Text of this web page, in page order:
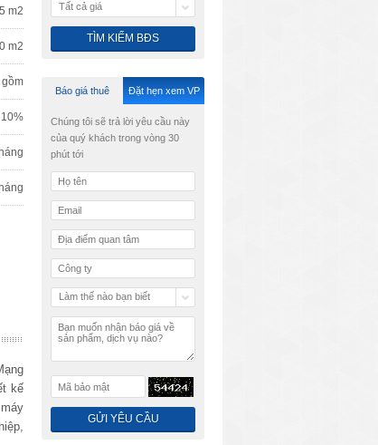
m2
m2
kế
Tất cả giá
Báo giá thuê Đặt hẹn xem VP
Chúng tôi sẽ trả lời yêu cầu này
của quý khách trong vòng 30
phút tới
Làm thế nào bạn biết